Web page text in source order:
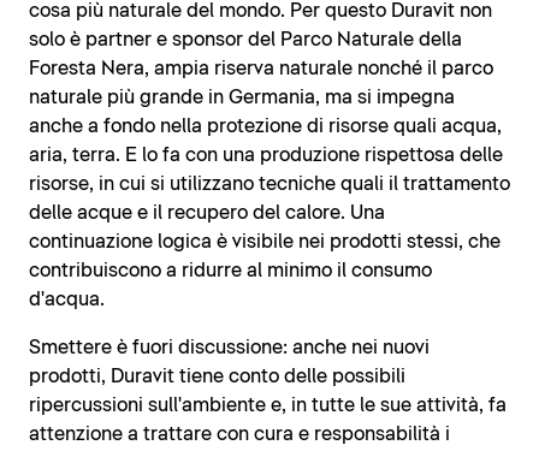
cosa più naturale del mondo. Per questo Duravit non
solo è partner e sponsor del Parco Naturale della
Foresta Nera, ampia riserva naturale nonché il parco
naturale più grande in Germania, ma si impegna
anche a fondo nella protezione di risorse quali acqua,
aria, terra. E lo fa con una produzione rispettosa delle
risorse, in cui si utilizzano tecniche quali il trattamento
delle acque e il recupero del calore. Una
continuazione logica è visibile nei prodotti stessi, che
contribuiscono a ridurre al minimo il consumo
d'acqua.
Smettere è fuori discussione: anche nei nuovi
prodotti, Duravit tiene conto delle possibili
ripercussioni sull'ambiente e, in tutte le sue attività, fa
attenzione a trattare con cura e responsabilità i